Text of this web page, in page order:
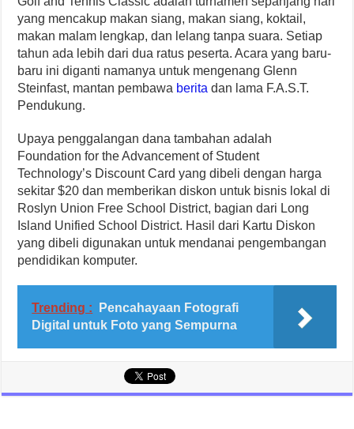
yang mencakup makan siang, makan siang, koktail,
makan malam lengkap, dan lelang tanpa suara. Setiap
tahun ada lebih dari dua ratus peserta. Acara yang baru-
baru ini diganti namanya untuk mengenang Glenn
Steinfast, mantan pembawa berita dan lama F.A.S.T.
Pendukung.
Upaya penggalangan dana tambahan adalah
Foundation for the Advancement of Student
Technology’s Discount Card yang dibeli dengan harga
sekitar $20 dan memberikan diskon untuk bisnis lokal di
Roslyn Union Free School District, bagian dari Long
Island Unified School District. Hasil dari Kartu Diskon
yang dibeli digunakan untuk mendanai pengembangan
pendidikan komputer.
Trending :
Pencahayaan Fotografi
Digital untuk Foto yang Sempurna